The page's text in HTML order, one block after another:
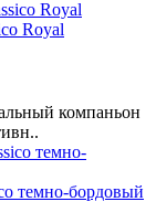
Royal
компаньон
темно-бордовый